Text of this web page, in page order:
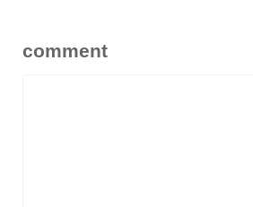
comment